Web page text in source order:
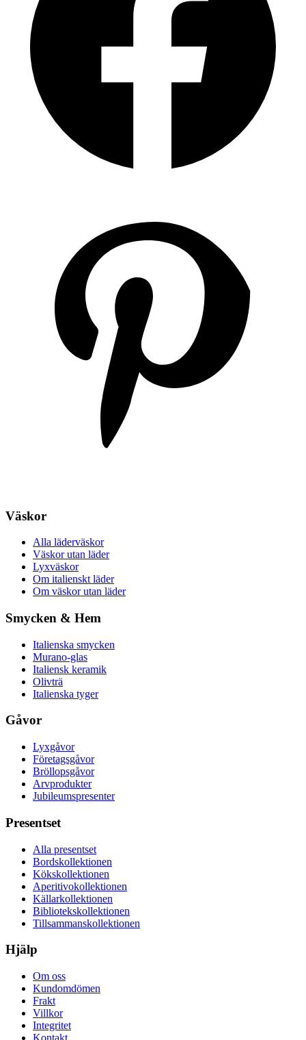
Väskor
Alla läderväskor
Väskor utan läder
Lyxväskor
Om italienskt läder
Om väskor utan läder
Smycken & Hem
Italienska smycken
Murano-glas
Italiensk keramik
Olivträ
Italienska tyger
Gåvor
Lyxgåvor
Företagsgåvor
Bröllopsgåvor
Arvprodukter
Jubileumspresenter
Presentset
Alla presentset
Bordskollektionen
Kökskollektionen
Aperitivokollektionen
Källarkollektionen
Bibliotekskollektionen
Tillsammanskollektionen
Hjälp
Om oss
Kundomdömen
Frakt
Villkor
Integritet
Kontakt